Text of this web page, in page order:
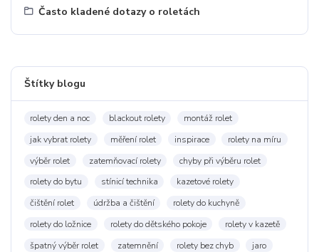
Často kladené dotazy o roletách
Štítky blogu
rolety den a noc blackout rolety
montáž rolet
jak vybrat rolety
měření rolet inspirace
rolety na míru
výběr rolet
zatemňovací rolety
chyby při výběru rolet
rolety do bytu
stínicí technika
kazetové rolety
čištění rolet
údržba a čištění
rolety do kuchyně
rolety do ložnice
rolety do dětského pokoje
rolety v kazetě
špatný výběr rolet
zatemnění rolety bez chyb
jaro